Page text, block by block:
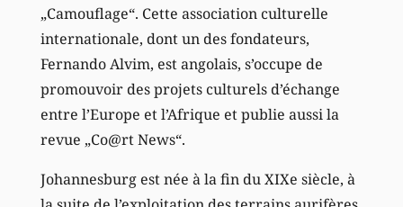
„Camouflage“. Cette association culturelle
internationale, dont un des fondateurs,
Fernando Alvim, est angolais, s’occupe de
promouvoir des projets culturels d’échange
entre l’Europe et l’Afrique et publie aussi la
revue „Co@rt News“.
Johannesburg est née à la fin du XIXe siècle, à